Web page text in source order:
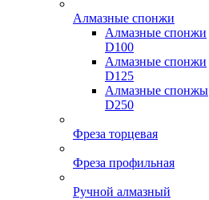
Алмазные спонжи
Алмазные спонжи
D100
Алмазные спонжи
D125
Алмазные спонжы
D250
Фреза торцевая
Фреза профильная
Ручной алмазный